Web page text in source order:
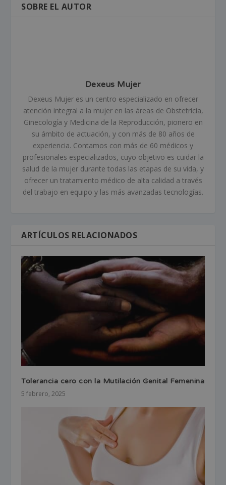
SOBRE EL AUTOR
Dexeus Mujer
Dexeus Mujer es un centro especializado en ofrecer
atención integral a la mujer en las áreas de Obstetricia,
Ginecología y Medicina de la Reproducción, pionero en
su ámbito de actuación, y con más de 80 años de
experiencia. Contamos con más de 60 médicos y
profesionales especializados, cuyo objetivo es cuidar la
salud de la mujer durante todas las etapas de su vida, y
ofrecer un tratamiento médico de alta calidad a través
del trabajo en equipo y las más avanzadas tecnologías.
ARTÍCULOS RELACIONADOS
Tolerancia cero con la Mutilación Genital Femenina
5 febrero, 2025